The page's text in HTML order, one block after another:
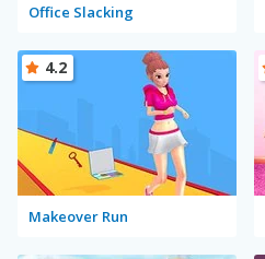
Office Slacking
Makeover Run
4.2